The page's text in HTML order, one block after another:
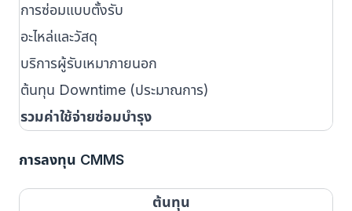
การซ่อมแบบตั้งรับ
อะไหล่และวัสดุ
บริการผู้รับเหมาภายนอก
ต้นทุน Downtime (ประมาณการ)
รวมค่าใช้จ่ายซ่อมบำรุง
การลงทุน CMMS
ต้นทุน